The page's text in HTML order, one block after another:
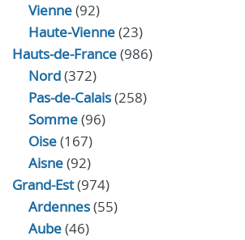
Vienne(92)
Haute-Vienne(23)
Hauts-de-France(986)
Nord(372)
Pas-de-Calais(258)
Somme(96)
Oise(167)
Aisne(92)
Grand-Est(974)
Ardennes(55)
Aube(46)